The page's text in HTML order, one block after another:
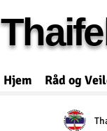
Hjem Råd og